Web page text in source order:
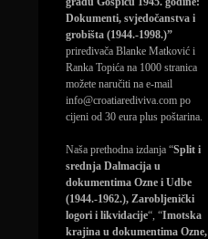
Dokumenti, svjedočanstva i
grobišta (1944.-1998.)”
priređivača Blanke Matković i
Ranka Topića na 1000 stranica
možete naručiti na e-mail
info@croatiarediviva.com po
cijeni od 30 eura plus poštarina.
Naša prethodna izdanja “Split i
srednja Dalmacija u
dokumentima Ozne i Udbe
(1944.-1962.), Zarobljenički
logori i likvidacije“, “Imotska
krajina u dokumentima Ozne,